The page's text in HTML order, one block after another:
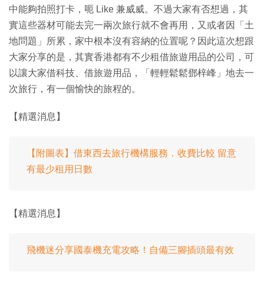
中能夠拍照打卡，呃 Like 兼威威。不過大家有否想過，其
實這些器材可能去完一兩次旅行就不會再用，又或者因「土
地問題」所累，家中根本沒有容納的位置呢？因此這次想跟
大家分享的是，其實香港都有不少租借旅遊用品的公司，可
以讓大家借科技、借旅遊用品，「輕輕鬆鬆鄧梓峰」地去一
次旅行，有一個愉快的旅程的。
【精選消息】
【附圖表】借東西去旅行機構服務．收費比較 留意
有最少租用日數
【精選消息】
飛機迷分享國泰機充電攻略！自備三腳插頭最有效